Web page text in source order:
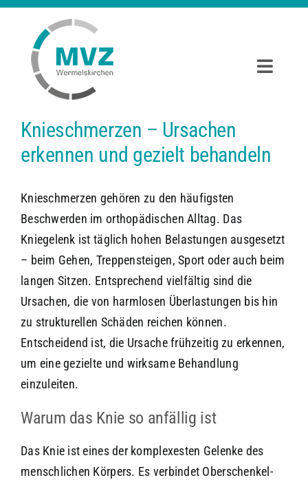
Zum
springen
Toggle
AMBULANTE OP’S
ORTHOPÄDIE UND UNFALLCHIRURGIE
ALLGEMEINCHIRURGIE UND PROKTOLOGIE
SERVICE
Knieschmerzen – Ursachen
erkennen und gezielt behandeln
Knieschmerzen gehören zu den häufigsten
Beschwerden im orthopädischen Alltag. Das
Kniegelenk ist täglich hohen Belastungen ausgesetzt
– beim Gehen, Treppensteigen, Sport oder auch beim
langen Sitzen. Entsprechend vielfältig sind die
Ursachen, die von harmlosen Überlastungen bis hin
zu strukturellen Schäden reichen können.
Entscheidend ist, die Ursache frühzeitig zu erkennen,
um eine gezielte und wirksame Behandlung
einzuleiten.
Warum das Knie so anfällig ist
Das Knie ist eines der komplexesten Gelenke des
menschlichen Körpers. Es verbindet Oberschenkel-